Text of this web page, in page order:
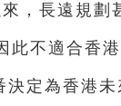
，長遠規劃
此不適合香港
決定為香港未